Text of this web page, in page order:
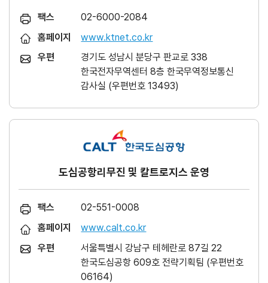
팩스
02-6000-2084
홈페이지
www.ktnet.co.kr
우편
경기도 성남시 분당구 판교로 338
한국전자무역센터 8층 한국무역정보통신
감사실 (우편번호 13493)
도심공항리무진 및 칼트로지스 운영
팩스
02-551-0008
홈페이지
www.calt.co.kr
우편
서울특별시 강남구 테헤란로 87길 22
한국도심공항 609호 전략기획팀 (우편번호
06164)